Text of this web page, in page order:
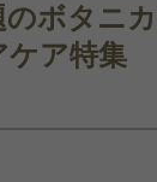
のボタニ
ケア特集